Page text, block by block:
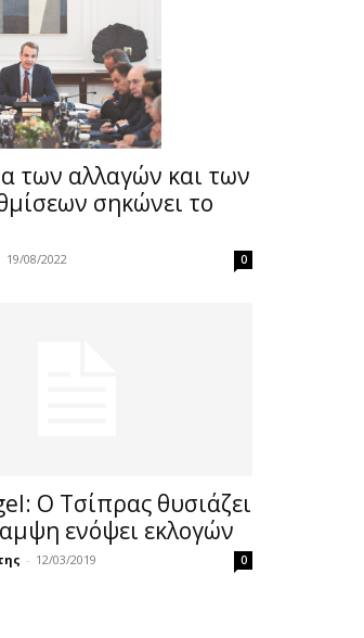
των αλλαγών και των
σηκώνει το
19/08/2022 0
O Tσίπρας θυσιάζει
ενόψει εκλογών
- 12/03/2019 0